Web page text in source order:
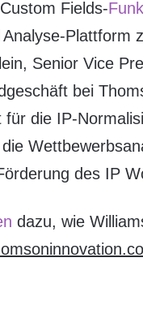
Fields-
Plattform
Senior Vice
bei
die IP-
des IP
dazu, wie